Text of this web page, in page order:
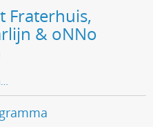
Fraterhuis,
& oNNo